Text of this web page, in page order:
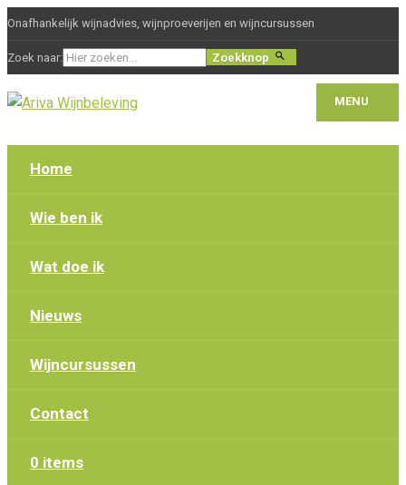
Onafhankelijk wijnadvies, wijnproeverijen en wijncursussen
Zoek naar: Zoekknop
MENU
Home
Wie ben ik
Wat doe ik
Nieuws
Wijncursussen
Contact
0 items